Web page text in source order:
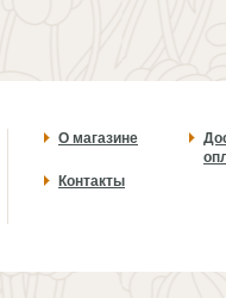
О магазине
Контакты